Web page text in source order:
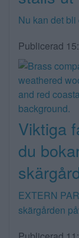
Nu kan det
Publicerad
Viktiga
du
EXTERN
skärgården